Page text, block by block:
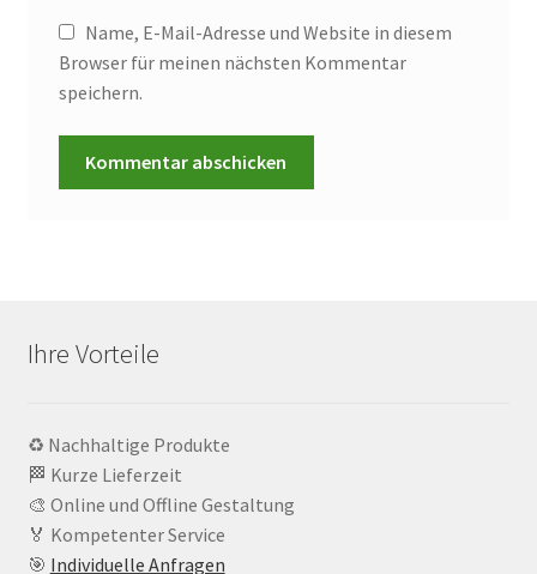
Name, E-Mail-Adresse und Website in diesem
Browser für meinen nächsten Kommentar
speichern.
Ihre Vorteile
♻️ Nachhaltige Produkte
🏁 Kurze Lieferzeit
🎨 Online und Offline Gestaltung
🏅 Kompetenter Service
🎯 Individuelle Anfragen